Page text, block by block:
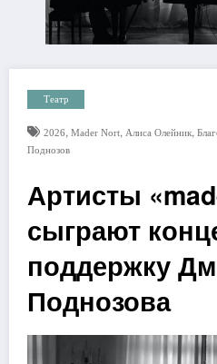
Театр
2026, Mader Nort, Алиса Олейник,
Поднозов
Артисты
сыграют
поддержку
Поднозова